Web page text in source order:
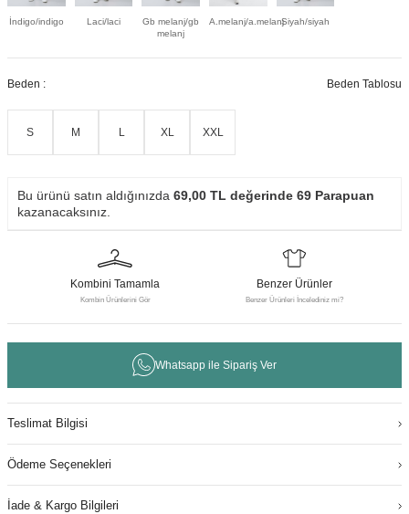
İndigo/indigo Laci/laci
Gb melanj/gb
melanj
A.melanj/a.melanjSiyah/siyah
Beden : Beden Tablosu
S M L XL XXL
Bu ürünü satın aldığınızda 69,00 TL değerinde 69 Parapuan
kazanacaksınız.
Kombini Tamamla
Kombin Ürünlerini Gör
Benzer Ürünler
Benzer Ürünleri İncelediniz mi?
Whatsapp ile Sipariş Ver
Teslimat Bilgisi
Ödeme Seçenekleri
İade & Kargo Bilgileri